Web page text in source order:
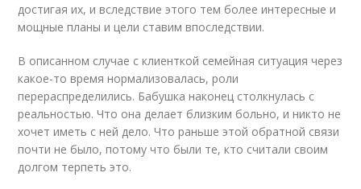
достигая их, и вследствие этого тем более интересные и
мощные планы и цели ставим впоследствии.
В описанном случае с клиенткой семейная ситуация через
какое-то время нормализовалась, роли
перераспределились. Бабушка наконец столкнулась с
реальностью. Что она делает близким больно, и никто не
хочет иметь с ней дело. Что раньше этой обратной связи
почти не было, потому что были те, кто считали своим
долгом терпеть это.